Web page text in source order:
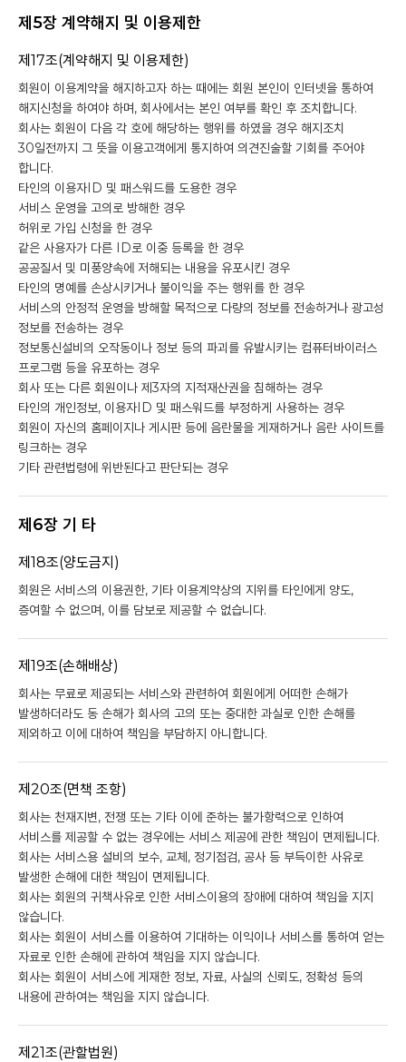
제5장 계약해지 및 이용제한
제17조(계약해지 및 이용제한)
회원이 이용계약을 해지하고자 하는 때에는 회원 본인이 인터넷을 통하여
해지신청을 하여야 하며, 회사에서는 본인 여부를 확인 후 조치합니다.
회사는 회원이 다음 각 호에 해당하는 행위를 하였을 경우 해지조치
30일전까지 그 뜻을 이용고객에게 통지하여 의견진술할 기회를 주어야
합니다.
타인의 이용자ID 및 패스워드를 도용한 경우
서비스 운영을 고의로 방해한 경우
허위로 가입 신청을 한 경우
같은 사용자가 다른 ID로 이중 등록을 한 경우
공공질서 및 미풍양속에 저해되는 내용을 유포시킨 경우
타인의 명예를 손상시키거나 불이익을 주는 행위를 한 경우
서비스의 안정적 운영을 방해할 목적으로 다량의 정보를 전송하거나 광고성
정보를 전송하는 경우
정보통신설비의 오작동이나 정보 등의 파괴를 유발시키는 컴퓨터바이러스
프로그램 등을 유포하는 경우
회사 또는 다른 회원이나 제3자의 지적재산권을 침해하는 경우
타인의 개인정보, 이용자ID 및 패스워드를 부정하게 사용하는 경우
회원이 자신의 홈페이지나 게시판 등에 음란물을 게재하거나 음란 사이트를
링크하는 경우
기타 관련법령에 위반된다고 판단되는 경우
제6장 기 타
제18조(양도금지)
회원은 서비스의 이용권한, 기타 이용계약상의 지위를 타인에게 양도,
증여할 수 없으며, 이를 담보로 제공할 수 없습니다.
제19조(손해배상)
회사는 무료로 제공되는 서비스와 관련하여 회원에게 어떠한 손해가
발생하더라도 동 손해가 회사의 고의 또는 중대한 과실로 인한 손해를
제외하고 이에 대하여 책임을 부담하지 아니합니다.
제20조(면책 조항)
회사는 천재지변, 전쟁 또는 기타 이에 준하는 불가항력으로 인하여
서비스를 제공할 수 없는 경우에는 서비스 제공에 관한 책임이 면제됩니다.
회사는 서비스용 설비의 보수, 교체, 정기점검, 공사 등 부득이한 사유로
발생한 손해에 대한 책임이 면제됩니다.
회사는 회원의 귀책사유로 인한 서비스이용의 장애에 대하여 책임을 지지
않습니다.
회사는 회원이 서비스를 이용하여 기대하는 이익이나 서비스를 통하여 얻는
자료로 인한 손해에 관하여 책임을 지지 않습니다.
회사는 회원이 서비스에 게재한 정보, 자료, 사실의 신뢰도, 정확성 등의
내용에 관하여는 책임을 지지 않습니다.
제21조(관할법원)